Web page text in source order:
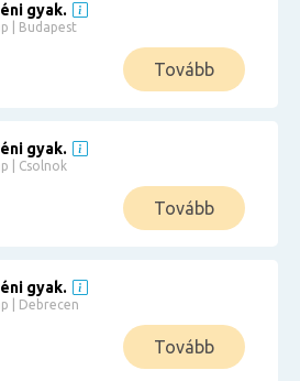
gyak.
| Budapest
Tovább
gyak.
| Csolnok
Tovább
gyak.
| Debrecen
Tovább